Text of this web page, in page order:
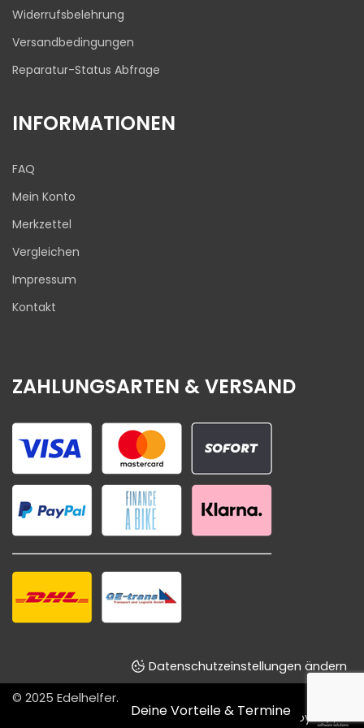
Deine Vorteile & Termine
Widerrufsbelehrung
Versandbedingungen
Reparatur-Status Abfrage
INFORMATIONEN
FAQ
Mein Konto
Merkzettel
Vergleichen
Impressum
Kontakt
ZAHLUNGSARTEN & VERSAND
Datenschutzeinstellungen ändern
© 2025 Edelhelfer.
Designed & powered by